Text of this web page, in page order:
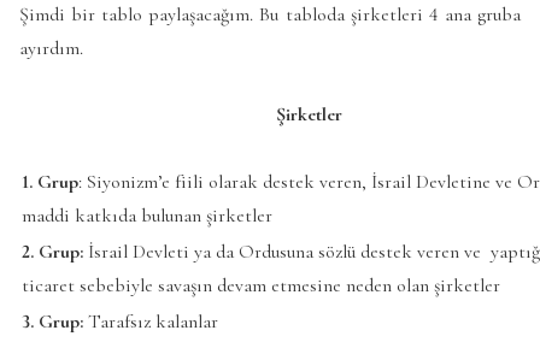
Şimdi bir tablo paylaşacağım. Bu tabloda şirketleri 4 ana gruba
ayırdım.
Şirketler
1. Grup: Siyonizm’e fiili olarak destek veren, İsrail Devletine ve
maddi katkıda bulunan şirketler
2. Grup: İsrail Devleti ya da Ordusuna sözlü destek veren ve
ticaret sebebiyle savaşın devam etmesine neden olan şirketler
3. Grup: Tarafsız kalanlar